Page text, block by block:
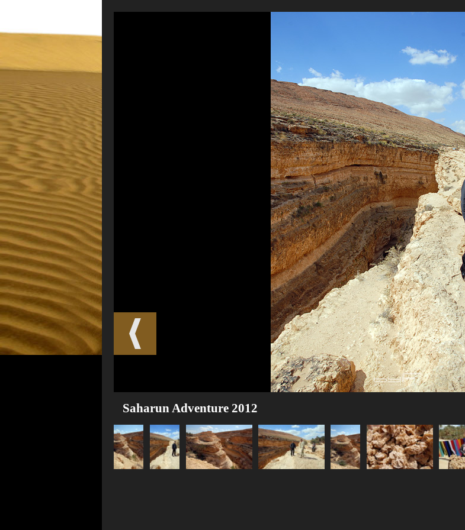
Saharun Adventure 2012